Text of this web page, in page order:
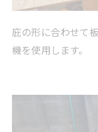
庇の形に合わせて
機を使用します。